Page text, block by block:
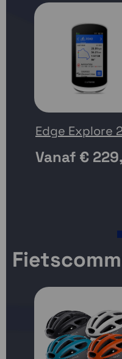
Edge Explore 2
Vanaf €